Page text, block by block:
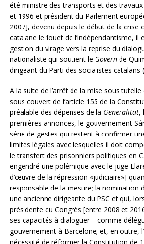
été ministre des transports et des travaux
et 1996 et président du Parlement
2007], devenu depuis le début de la crise
catalane le fouet de l’indépendantisme, il
gestion du virage vers la reprise du
nationaliste qui soutient le Govern de
dirigeant du Parti des socialistes catalans
A la suite de l’arrêt de la mise sous tutelle
sous couvert de l’article 155 de la
préalable des dépenses de la Generalitat,
premières annonces, le gouvernement
série de gestes qui restent à confirmer
limites légales avec lesquelles il doit
le transfert des prisonniers politiques en
engendré une polémique avec le juge
d’œuvre de la répression «judiciaire»]
responsable de la mesure; la nomination
une ancienne dirigeante du PSC et qui,
présidente du Congrès [entre 2008 et
ses capacités à dialoguer – comme
gouvernement à Barcelone; et, en outre,
nécessité de réformer la Constitution de